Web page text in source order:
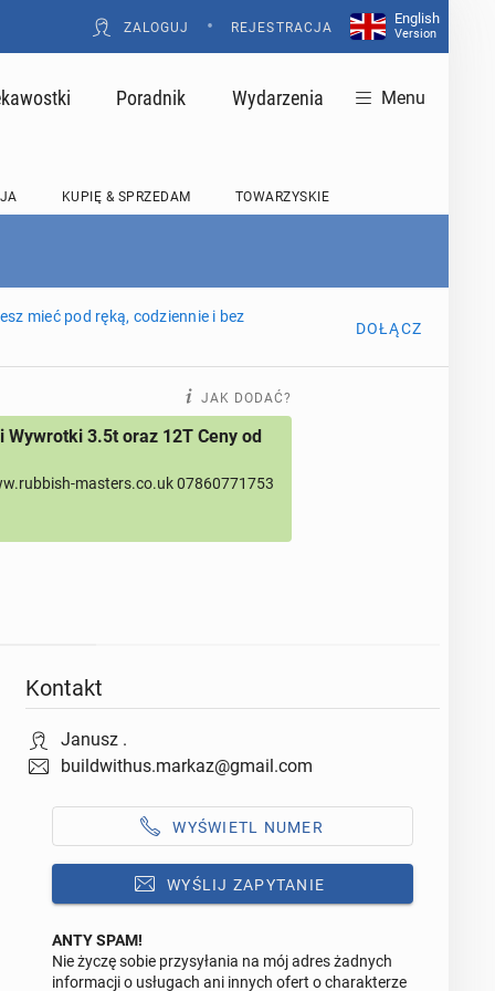
ZALOGUJ • REJESTRACJA
English
Version
Poradnik Wydarzenia Menu
KUPIĘ & SPRZEDAM TOWARZYSKIE
mieć pod ręką, codziennie i bez
DOŁĄCZ
JAK DODAĆ?
Wywrotki 3.5t oraz 12T Ceny od
masters.co.uk 07860771753
Kontakt
Janusz .
buildwithus.markaz@gmail.com
WYŚWIETL NUMER
WYŚLIJ ZAPYTANIE
Odpowiedz na ofertę tego ogłoszenia
ANTY SPAM!
Nie życzę sobie przysyłania na mój adres żadnych
informacji o usługach ani innych ofert o charakterze